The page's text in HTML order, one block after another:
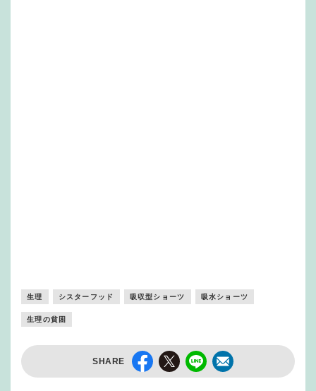
生理 シスターフッド 吸収型ショーツ 吸水ショーツ
生理の貧困
SHARE